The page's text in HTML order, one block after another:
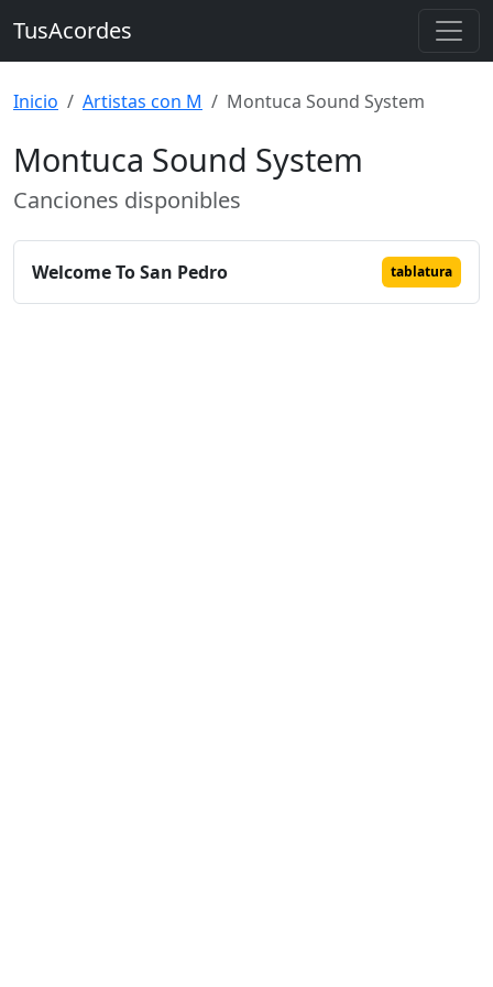
TusAcordes
Inicio Artistas con M Montuca Sound System
Montuca Sound System
Canciones disponibles
Welcome To San Pedro tablatura